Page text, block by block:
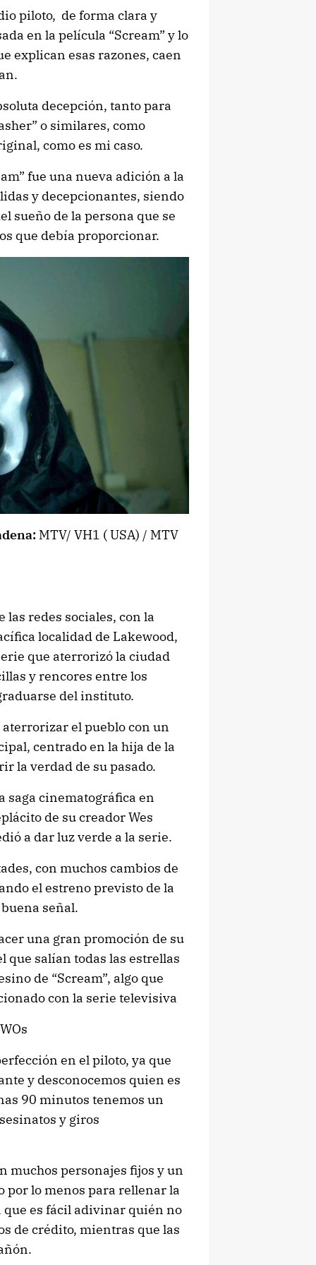
piloto, de forma clara y
en la película “Scream” y lo
explican esas razones, caen
decepción, tanto para
o similares, como
como es mi caso.
fue una nueva adición a la
y decepcionantes, siendo
sueño de la persona que se
que debía proporcionar.
MTV/ VH1 ( USA) / MTV
redes sociales, con la
localidad de Lakewood,
que aterrorizó la ciudad
y rencores entre los
del instituto.
el pueblo con un
centrado en la hija de la
la verdad de su pasado.
saga cinematográfica en
de su creador Wes
a dar luz verde a la serie.
con muchos cambios de
el estreno previsto de la
señal.
una gran promoción de su
salían todas las estrellas
de “Scream”, algo que
con la serie televisiva
en el piloto, ya que
y desconocemos quien es
90 minutos tenemos un
y giros
muchos personajes fijos y un
lo menos para rellenar la
que es fácil adivinar quién no
de crédito, mientras que las